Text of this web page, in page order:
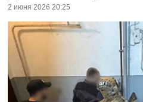
2 июня 2026 20:25